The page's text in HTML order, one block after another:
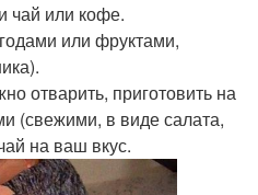
чай или кофе.
или фруктами,
отварить, приготовить на
(свежими, в виде салата,
на ваш вкус.